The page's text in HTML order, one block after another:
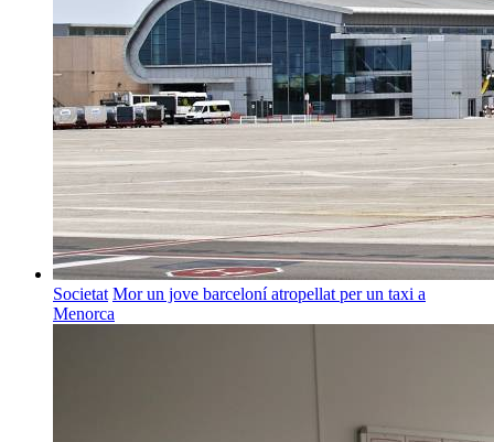
Societat Mor un jove barceloní atropellat per un taxi a
Menorca